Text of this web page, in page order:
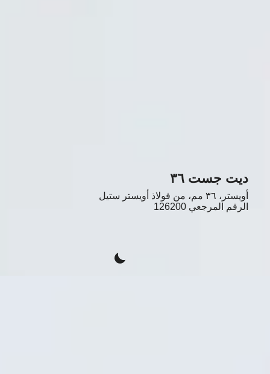
ديت جست ٣٦
أويستر، ٣٦ مم، من فولاذ أويستر ستيل
الرقم المرجعي 126200